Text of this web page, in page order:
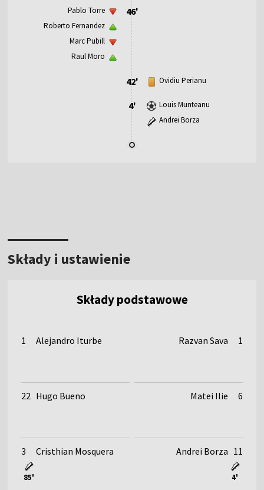
46'
Pablo Torre
Roberto Fernandez
Marc Pubill
Raul Moro
42' Ovidiu Perianu
4'
Louis Munteanu
Andrei Borza
Składy i ustawienie
Składy podstawowe
1 Alejandro Iturbe
22 Hugo Bueno
3 Cristhian Mosquera
85'
Razvan Sava 1
Matei Ilie 6
4'
Andrei Borza 11